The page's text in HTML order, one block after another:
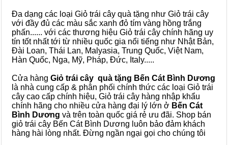
Đa dạng các loại Giỏ trái cây quà tặng như Giỏ trái cây
với đầy đủ các màu sắc xanh đỏ tím vàng hồng trắng
phấn...... với các thương hiệu Giỏ trái cây chính hãng uy
tín tốt nhất tới từ nhiều quốc gia nổi tiếng như Nhật Bản,
Đài Loan, Thái Lan, Malyasia, Trung Quốc, Việt Nam,
Hàn Quốc, Nga, Mỹ, Pháp, Đức, Italy.....
Cửa hàng Giỏ trái cây quà tặng Bến Cát Bình Dương
là nhà cung cấp & phân phối chính thức các loại Giỏ trái
cây cao cấp chính hiệu, Giỏ trái cây hàng nhập khẩu
chính hãng cho nhiều cửa hàng đại lý lớn ở Bến Cát
Bình Dương và trên toàn quốc giá rẻ ưu đãi. Shop bán
giỏ trái cây Bến Cát Bình Dương luôn bảo đảm khách
hàng hài lòng nhất. Đừng ngần ngại gọi cho chúng tôi